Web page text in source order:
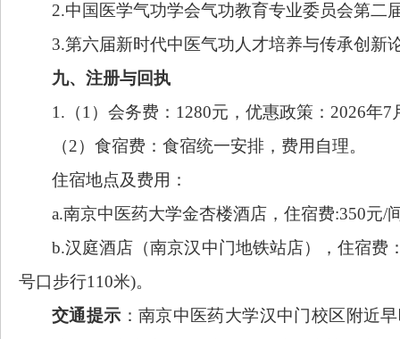
2.中国医学气功学会气功教育专业委员会第二
3.第六届新时代中医气功人才培养与传承创新
九、注册与回执
1.（1）会务费：1280元，优惠政策：2026年7
（2）食宿费：食宿统一安排，费用自理。
住宿地点及费用 ：
a.南京中医药大学金杏楼酒店 ， 住宿费:350元/
b.汉庭酒店（南京汉中门地铁站店），住宿费
号口步行110米)。
交通提示 ：南京中医药大学汉中门校区附近